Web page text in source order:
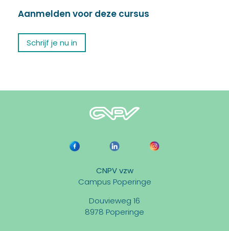
Aanmelden voor deze cursus
Schrijf je nu in
CNPV vzw
Campus Poperinge
Douvieweg 16
8978 Poperinge